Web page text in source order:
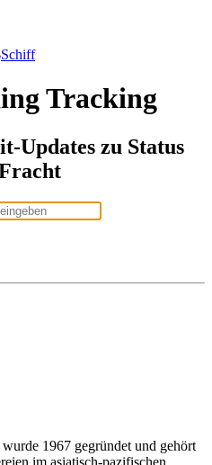
Schiff
Tracking
Updates zu Status
1967 gegründet und gehört
im asiatisch-pazifischen